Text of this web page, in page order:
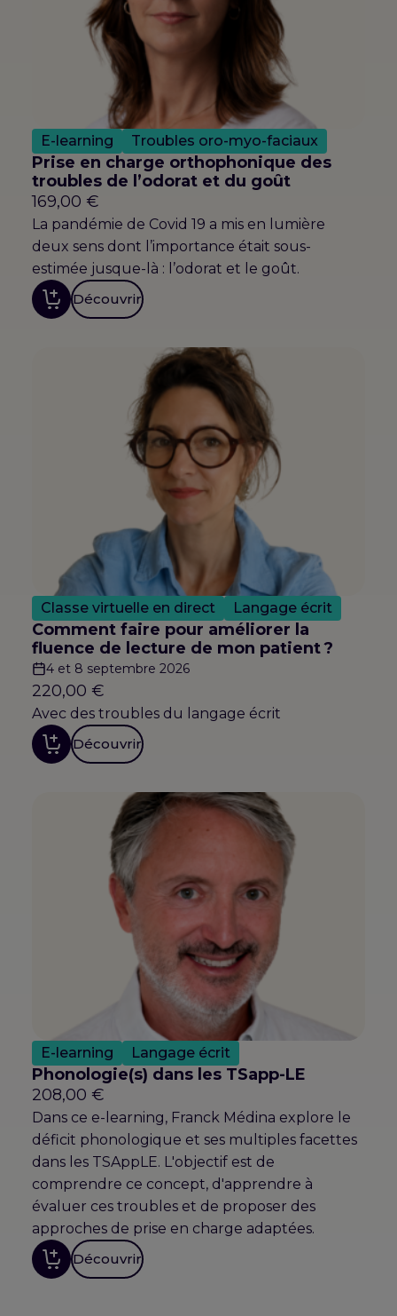
E-learning Troubles oro-myo-faciaux
Prise en charge orthophonique des
troubles de l’odorat et du goût
169,00 €
La pandémie de Covid 19 a mis en lumière
deux sens dont l’importance était sous-
estimée jusque-là : l’odorat et le goût.
Découvrir
Classe virtuelle en direct Langage écrit
Comment faire pour améliorer la
fluence de lecture de mon patient ?
4 et 8 septembre 2026
220,00 €
Avec des troubles du langage écrit
Découvrir
E-learning Langage écrit
Phonologie(s) dans les TSapp-LE
208,00 €
Dans ce e-learning, Franck Médina explore le
déficit phonologique et ses multiples facettes
dans les TSAppLE. L'objectif est de
comprendre ce concept, d'apprendre à
évaluer ces troubles et de proposer des
approches de prise en charge adaptées.
Découvrir